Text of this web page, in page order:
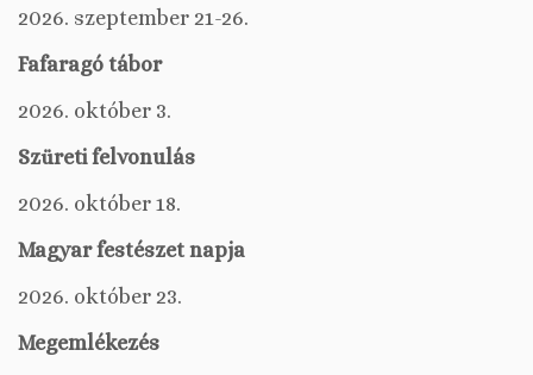
2026. szeptember 21-26.
Fafaragó tábor
2026. október 3.
Szüreti felvonulás
2026. október 18.
Magyar festészet napja
2026. október 23.
Megemlékezés